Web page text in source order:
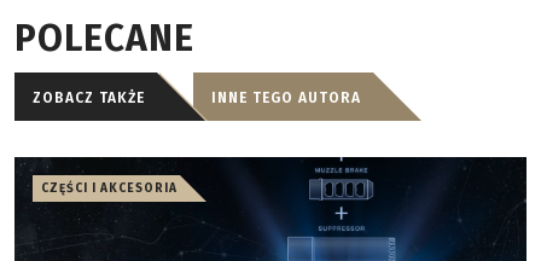
POLECANE
ZOBACZ TAKŻE INNE TEGO AUTORA
CZĘŚCI I AKCESORIA